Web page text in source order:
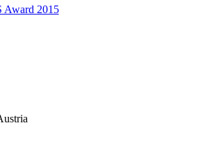
Award 2015